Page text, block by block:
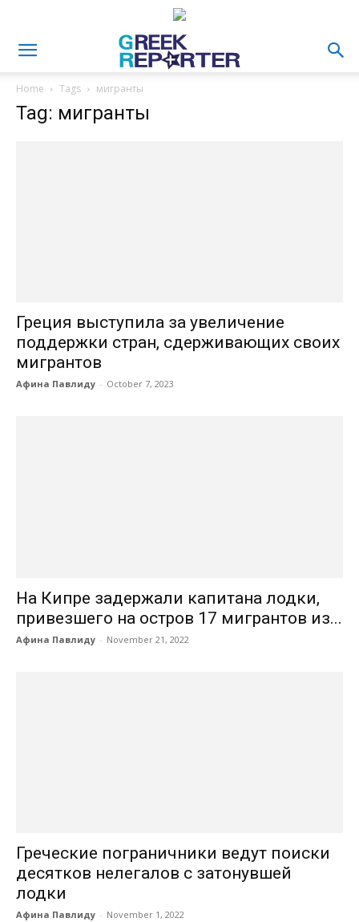
Home Tags мигранты
Tag: мигранты
Греция выступила за увеличение
поддержки стран, сдерживающих своих
мигрантов
Афина Павлиду - October 7, 2023
На Кипре задержали капитана лодки,
привезшего на остров 17 мигрантов из...
Афина Павлиду - November 21, 2022
Греческие пограничники ведут поиски
десятков нелегалов с затонувшей
лодки
Афина Павлиду - November 1, 2022